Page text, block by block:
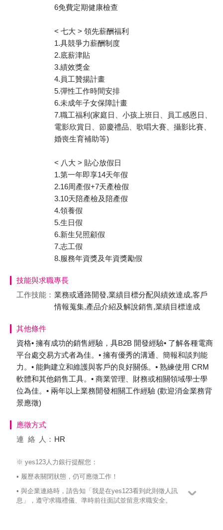
6免費定期健康檢查
< 七大 > 領先薪酬福利
1.具競爭力薪酬制度
2.底薪津貼
3.績效獎金
4.員工贊揚計畫
5.彈性工作時間安排
6.未成年子女保障計畫
7.職工福利(家庭日、小孩上班日、員工感恩日、
電影欣賞日、節慶禮品、歌唱大賽、攝影比賽、
婚喪生育補助等)
< 八大 > 貼心放假日
1.第一年即享14天年假
2.16周產假+7天產檢假
3.10天陪產檢及陪產假
4.領養假
5.生日假
6.新生兒照顧假
7.志工假
8.服務年資獎及年資獎勵假
技能與求職專長
工作技能： 業務或通路開發,業績目標分配與績效達成,客戶
情報蒐集,產品介紹及解說銷售,業績目標達成
其他條件
資格• 擁有成功的銷售經驗，具B2B 開發經驗• 了解各種電商
平台處交易方式者為佳。• 擁有優秀的溝通、簡報和談判能
力。• 能夠建立和維護與客戶的良好關係。• 熟練使用 CRM
軟體和其他銷售工具。• 商業管理、財務或相關領域學士學
位為佳。• 兩年以上業務開發相關工作經驗 (歡迎消金業務背
景應徵)
應徵方式
連絡
人： HR
※ yes123人力銀行提醒您：
• 履歷表關閉狀態，仍可應徵工作！
• 與企業連絡時，請告知「我是在yes123看到此則徵人訊
息」，遵守求職禮儀、準時前往面試並留意求職安全。